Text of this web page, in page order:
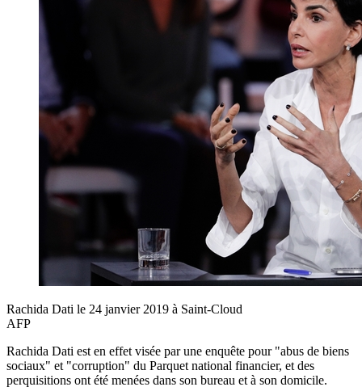
Rachida Dati le 24 janvier 2019 à Saint-Cloud
AFP
Rachida Dati est en effet visée par une enquête pour "abus de biens
sociaux" et "corruption" du Parquet national financier, et des
perquisitions ont été menées dans son bureau et à son domicile.